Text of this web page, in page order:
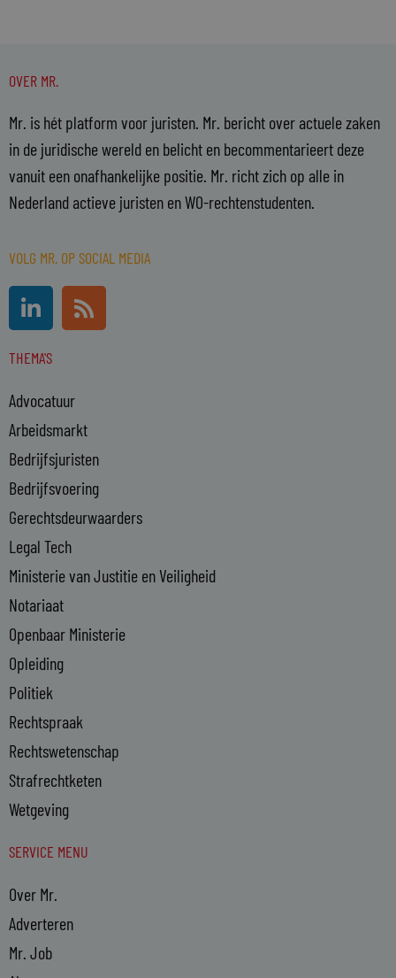
OVER MR.
Mr. is hét platform voor juristen. Mr. bericht over actuele zaken
in de juridische wereld en belicht en becommentarieert deze
vanuit een onafhankelijke positie. Mr. richt zich op alle in
Nederland actieve juristen en WO-rechtenstudenten.
VOLG MR. OP SOCIAL MEDIA
L
i
k
d
i
n
-
i
n
R
s
THEMA'S
Advocatuur
Arbeidsmarkt
Bedrijfsjuristen
Bedrijfsvoering
Gerechtsdeurwaarders
Legal Tech
Ministerie van Justitie en Veiligheid
Notariaat
Openbaar Ministerie
Opleiding
Politiek
Rechtspraak
Rechtswetenschap
Strafrechtketen
Wetgeving
SERVICE MENU
Over Mr.
Adverteren
Mr. Job